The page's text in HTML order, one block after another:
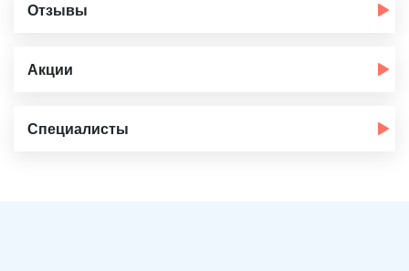
Отзывы
Акции
Специалисты